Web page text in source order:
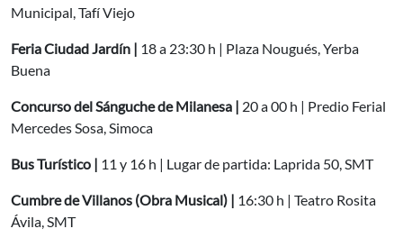
Municipal, Tafí Viejo
Feria Ciudad Jardín | 18 a 23:30 h | Plaza Nougués, Yerba
Buena
Concurso del Sánguche de Milanesa | 20 a 00 h | Predio Ferial
Mercedes Sosa, Simoca
Bus Turístico | 11 y 16 h | Lugar de partida: Laprida 50, SMT
Cumbre de Villanos (Obra Musical) | 16:30 h | Teatro Rosita
Ávila, SMT